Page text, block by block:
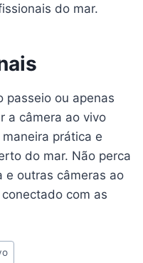
do mar.
passeio ou apenas
a câmera ao vivo
prática e
do mar. Não perca
e outras câmeras ao
com as